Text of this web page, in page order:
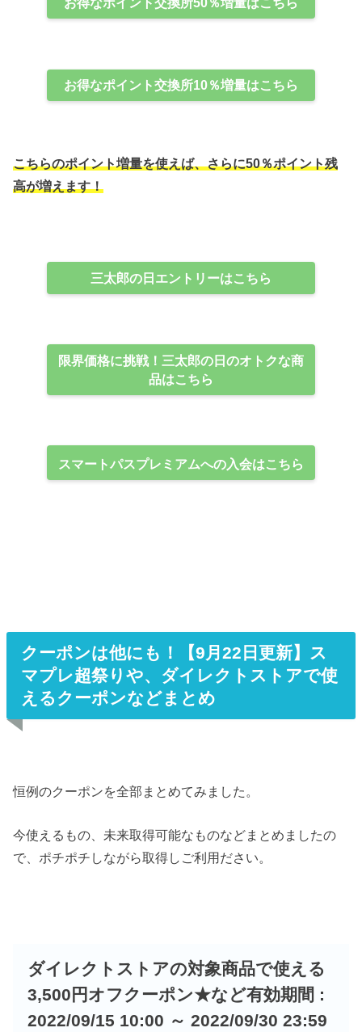
お得なポイント交換所10％増量はこちら
こちらのポイント増量を使えば、さらに50％ポイント残
高が増えます！
三太郎の日エントリーはこちら
限界価格に挑戦！三太郎の日のオトクな商
品はこちら
スマートパスプレミアムへの入会はこちら
クーポンは他にも！【9月22日更新】ス
マプレ超祭りや、ダイレクトストアで使
えるクーポンなどまとめ
恒例のクーポンを全部まとめてみました。
今使えるもの、未来取得可能なものなどまとめましたの
で、ポチポチしながら取得しご利用ださい。
ダイレクトストアの対象商品で使える
3,500円オフクーポン★など有効期間 :
2022/09/15 10:00 ～ 2022/09/30 23:59